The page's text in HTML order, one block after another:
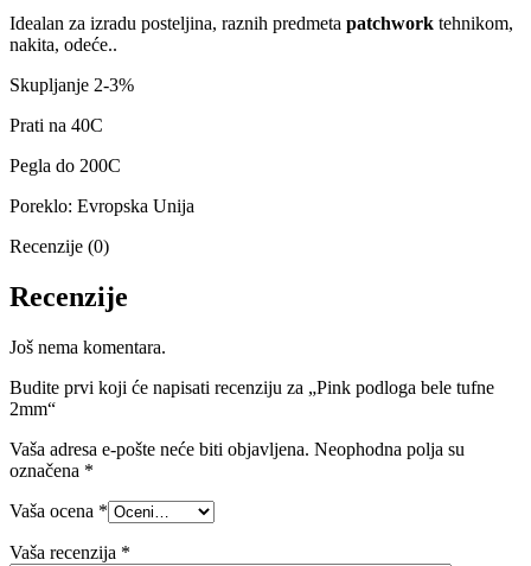
Idealan za izradu posteljina, raznih predmeta patchwork tehnikom,
nakita, odeće..
Skupljanje 2-3%
Prati na 40C
Pegla do 200C
Poreklo: Evropska Unija
Recenzije (0)
Recenzije
Još nema komentara.
Budite prvi koji će napisati recenziju za „Pink podloga bele tufne
2mm“
Vaša adresa e-pošte neće biti objavljena. Neophodna polja su
označena *
Vaša ocena *
Vaša recenzija *